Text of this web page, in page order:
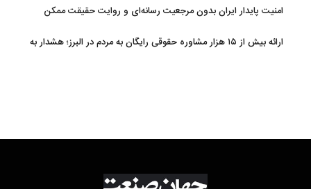
امنیت پایدار ایران بدون مرجعیت رسانه‌ای و روایت حقیقت ممکن
ارائه بیش از ۱۵ هزار مشاوره حقوقی رایگان به مردم در البرز؛ هشدار به